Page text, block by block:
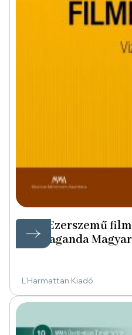
Ezerszemű
propaganda
L'Harmattan Kiadó